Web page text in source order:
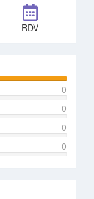
RDV
0
0
0
0